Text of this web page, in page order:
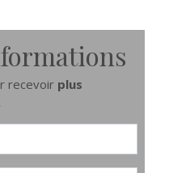
recevoir plus